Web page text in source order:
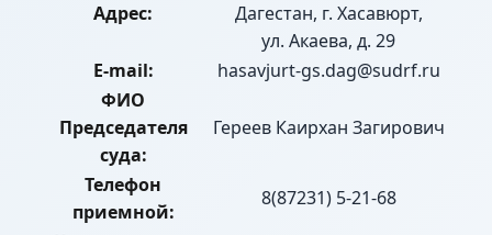
Адрес:
Дагестан, г. Хасавюрт,
ул. Акаева, д. 29
E-mail:
hasavjurt-gs.dag@sudrf.ru
ФИО
Председателя
суда:
Гереев Каирхан Загирович
Телефон
приемной:
8(87231) 5-21-68